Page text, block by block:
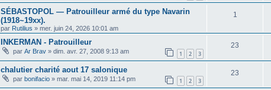
SÉBASTOPOL ― Patrouilleur armé du type Navarin
(1918~19xx).
par Rutilius » mer. juin 24, 2026 10:01 am
1
INKERMAN - Patrouilleur
par Ar Brav » dim. avr. 27, 2008 9:13 am 1 2 3
23
chalutier charité aout 17 salonique
par bonifacio » mar. mai 14, 2019 11:14 pm 1 2 3
23